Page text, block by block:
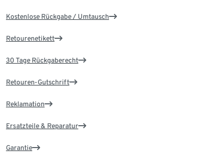
Kostenlose Rückgabe / Umtausch
Retourenetikett
30 Tage Rückgaberecht
Retouren-Gutschrift
Reklamation
Ersatzteile & Reparatur
Garantie